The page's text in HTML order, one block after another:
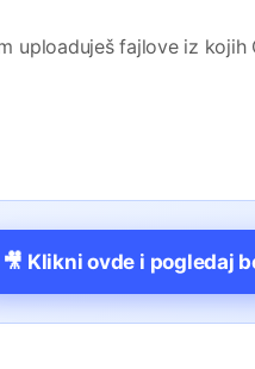
uploaduješ fajlove iz
🎥 Klikni ovde i pogledaj